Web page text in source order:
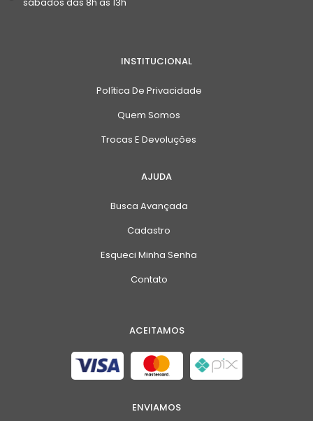
INSTITUCIONAL
Política De Privacidade
Quem Somos
Trocas E Devoluções
AJUDA
Busca Avançada
Cadastro
Esqueci Minha Senha
Contato
ACEITAMOS
ENVIAMOS